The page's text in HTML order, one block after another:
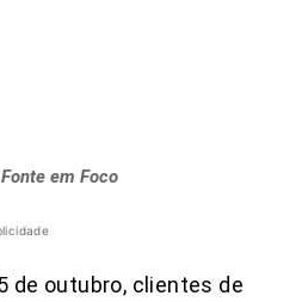
em Foco
de outubro, clientes de